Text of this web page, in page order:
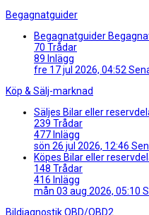
Begagnatguider
Begagnatguider
70 Trådar
89 Inlägg
fre 17 jul 2026, 04:52
Köp & Sälj-marknad
Säljes Bilar eller
239 Trådar
477Inlägg
sön 26 jul 2026, 12:46
Köpes Bilar eller
148 Trådar
416 Inlägg
mån 03 aug 2026, 05:10
Bildiagnostik OBD/OBD2